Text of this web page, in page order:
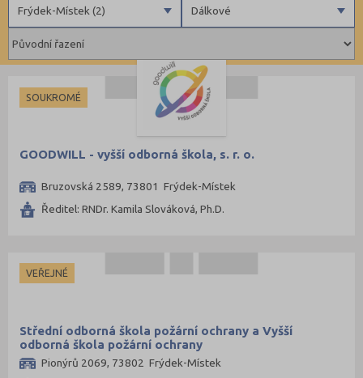
Dálkové
Dálkové
Kombinované
Frýdek-Místek (2)
Benešov (1)
Brno-město (2)
České Budějovice (1)
Jičín (1)
Jihlava (2)
Karviná (1)
Mělník (1)
Most (1)
Veřejné
Ekonomické
Pedagogické
Informatické
Dopravní
Grafické
Hotelnictví a cestovní ruch
Humanitní
Obchod, podnikání, služby
Policejní a vojenské
Právní
Sportovní
Teologické
Textilní a obuvnické
SOUKROMÉ
GOODWILL - vyšší odborná škola, s. r. o.
Bruzovská 2589, 73801 Frýdek-Místek
Ředitel: RNDr. Kamila Slováková, Ph.D.
VEŘEJNÉ
Střední odborná škola požární ochrany a Vyšší
odborná škola požární ochrany
Pionýrů 2069, 73802 Frýdek-Místek